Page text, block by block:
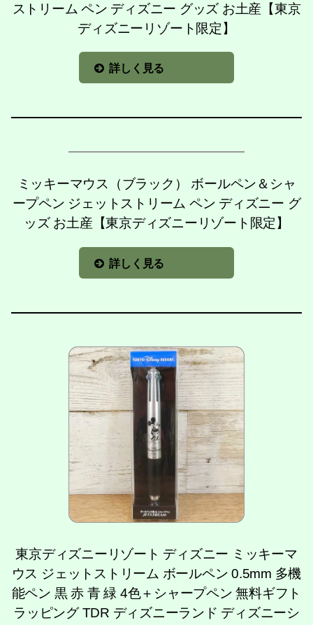
ストリーム ペン ディズニー グッズ お土産【東京
ディズニーリゾート限定】
詳しく見る
ミッキーマウス（ブラック） ボールペン＆シャ
ープペン ジェットストリーム ペン ディズニー グ
ッズ お土産【東京ディズニーリゾート限定】
詳しく見る
東京ディズニーリゾート ディズニー ミッキーマ
ウス ジェットストリーム ボールペン 0.5mm 多機
能ペン 黒 赤 青 緑 4色＋シャープペン 無料ギフト
ラッピング TDR ディズニーランド ディズニーシ